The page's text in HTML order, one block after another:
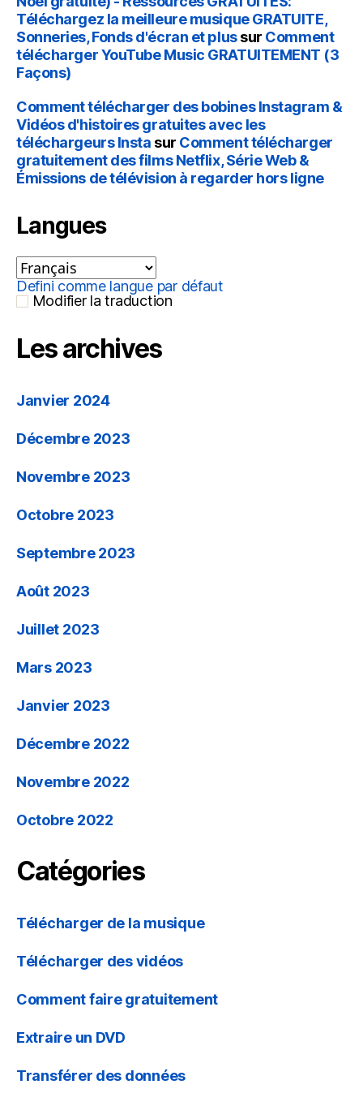
Téléchargez la meilleure musique GRATUITE,
Sonneries, Fonds d'écran et plussur Comment
télécharger YouTube Music GRATUITEMENT (3
Façons)
Comment télécharger des bobines Instagram &
Vidéos d'histoires gratuites avec les
téléchargeurs Insta sur Comment télécharger
gratuitement des films Netflix, Série Web &
Émissions de télévision à regarder hors ligne
Langues
Defini comme langue par défaut
Modifier la traduction
Les archives
Janvier 2024
Décembre 2023
Novembre 2023
Octobre 2023
Septembre 2023
Août 2023
Juillet 2023
Mars 2023
Janvier 2023
Décembre 2022
Novembre 2022
Octobre 2022
Catégories
Télécharger de la musique
Télécharger des vidéos
Comment faire gratuitement
Extraire un DVD
Transférer des données